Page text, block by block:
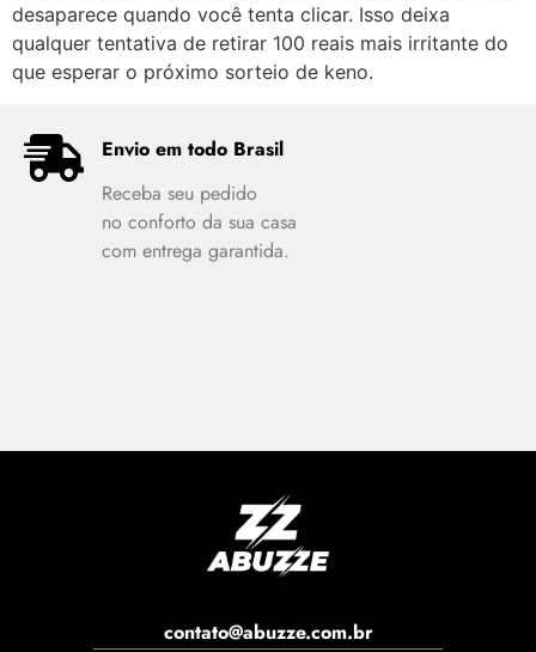
desaparece quando você tenta clicar. Isso deixa
qualquer tentativa de retirar 100 reais mais irritante do
que esperar o próximo sorteio de keno.
Envio em todo Brasil
Receba seu pedido
no conforto da sua casa
com entrega garantida.
contato@abuzze.com.br